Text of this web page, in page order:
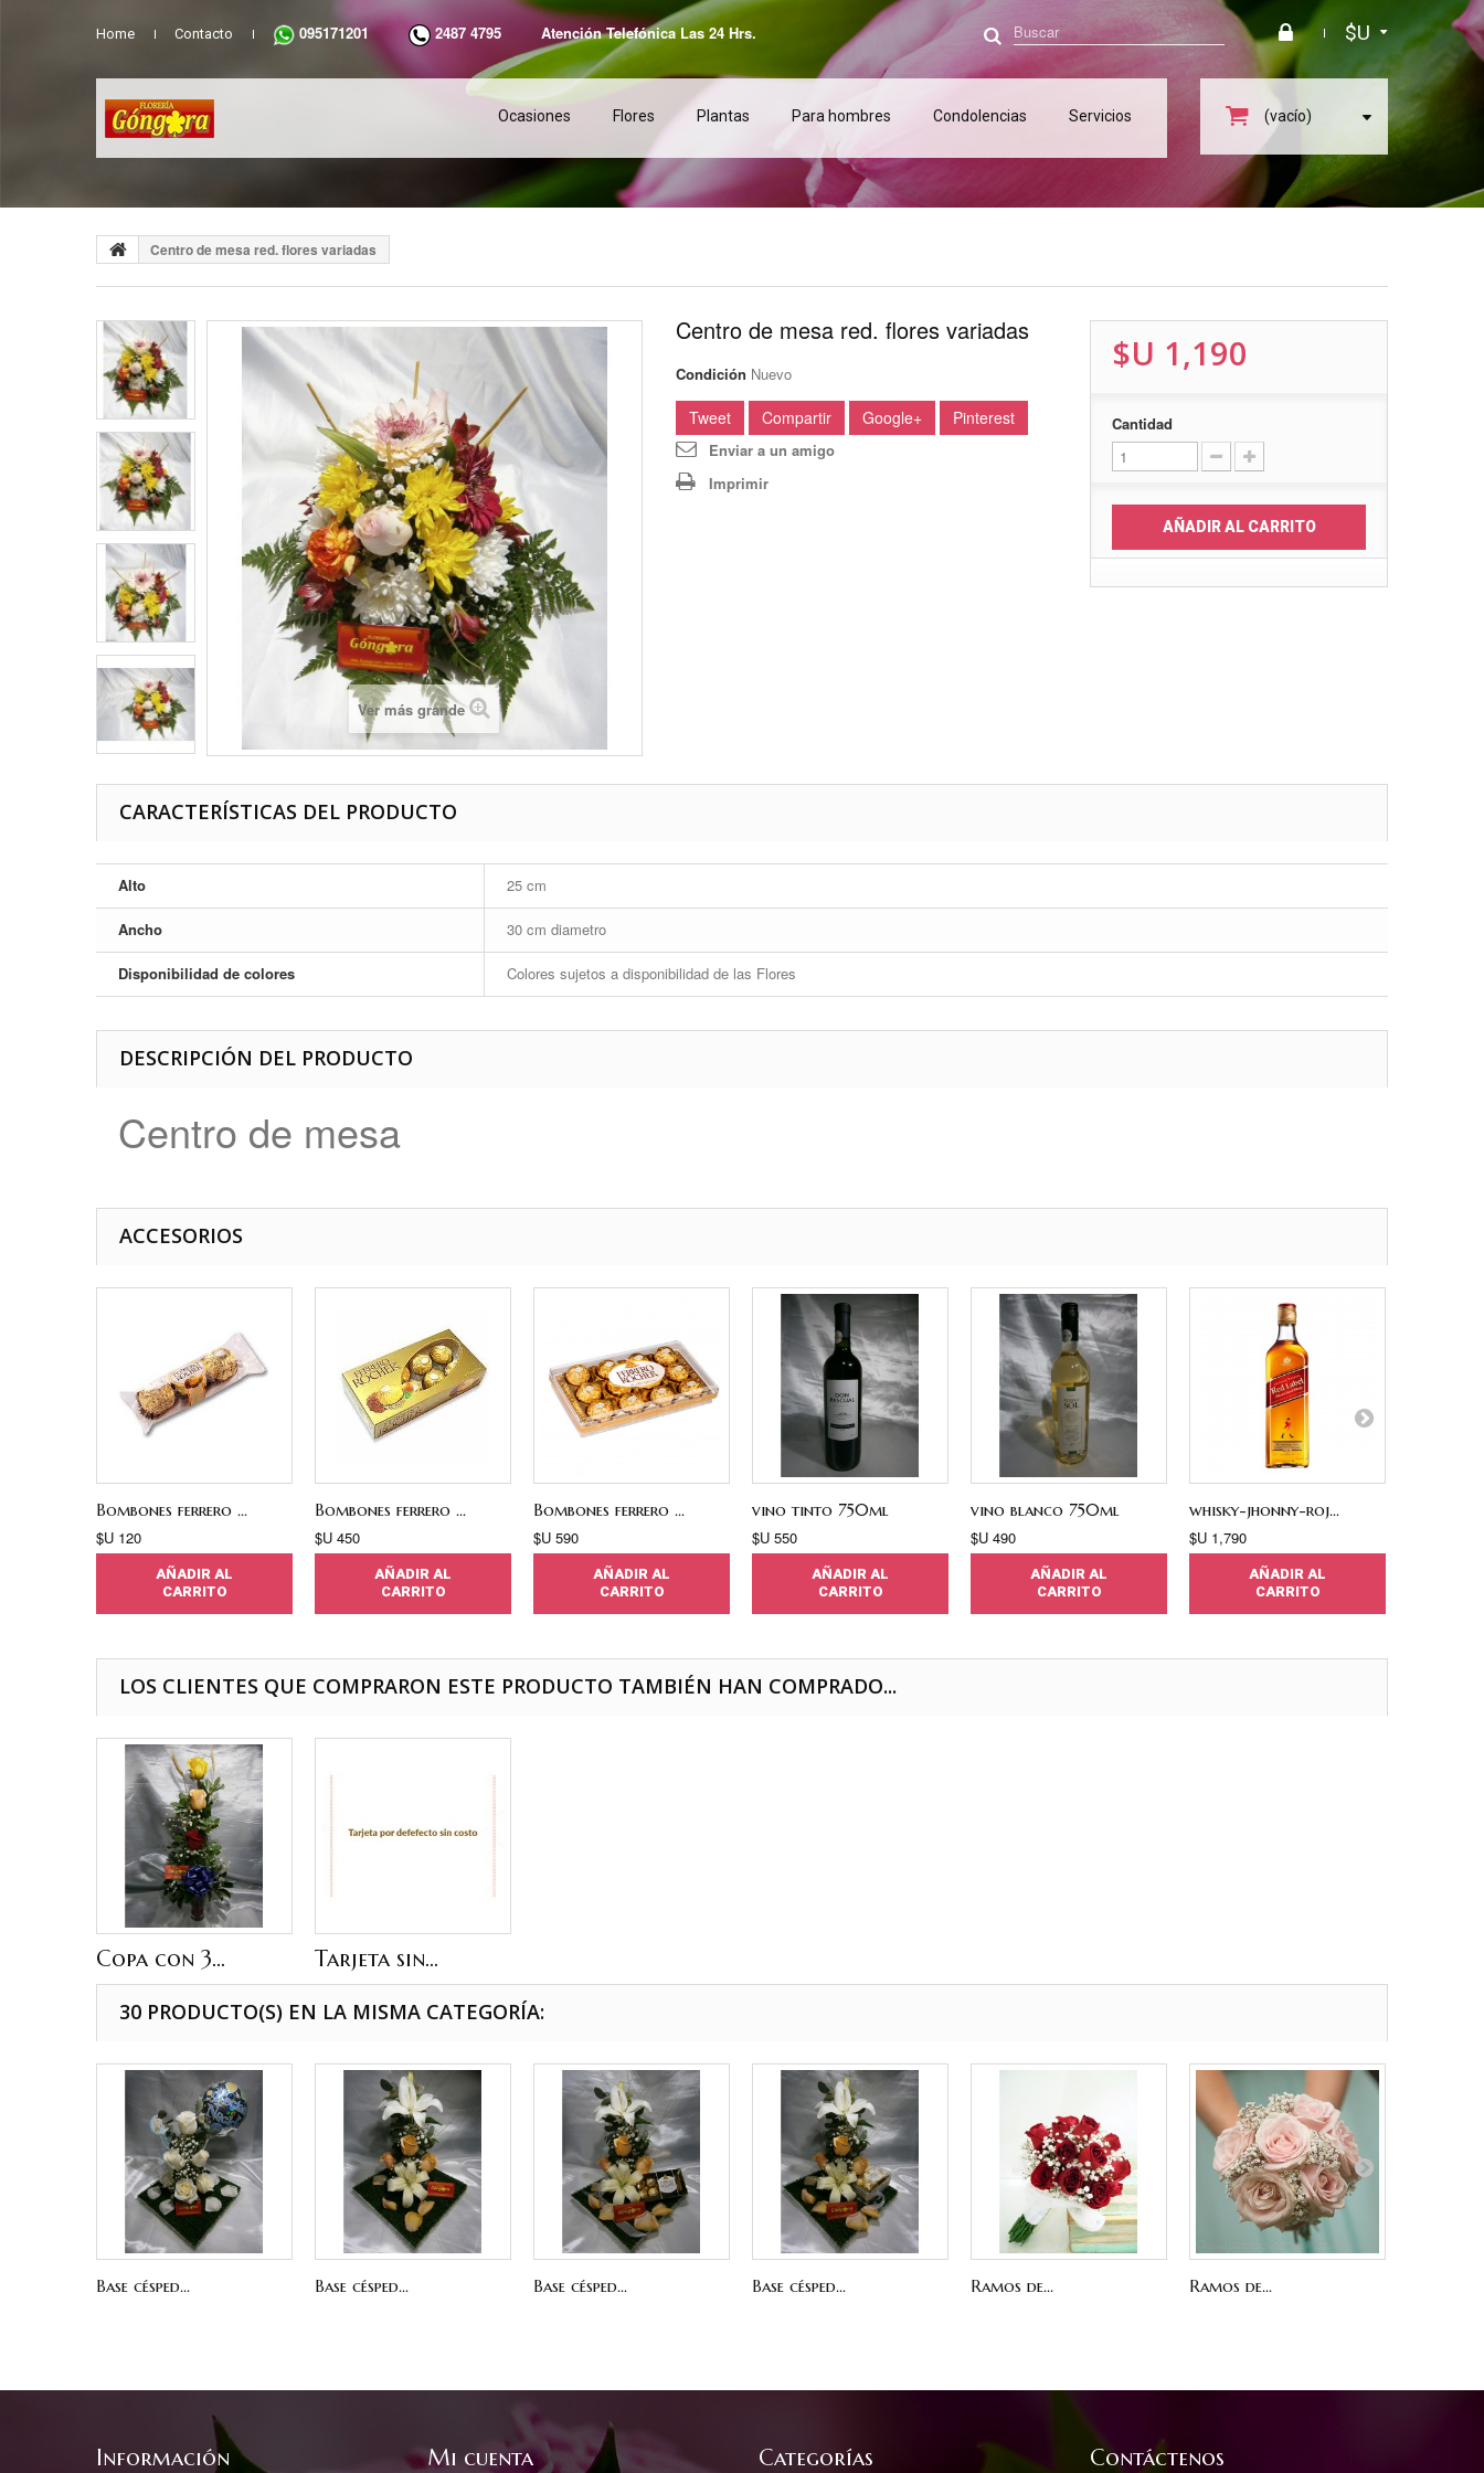
$U
Home Contacto 095171201 2487 4795 Atención Telefónica Las 24 Hrs.
Ocasiones Flores Plantas Para hombres Condolencias Servicios (vacío)
Centro de mesa red. flores variadas
Ver más grande
Centro de mesa red. flores variadas
Condición Nuevo
Tweet Compartir Google+ Pinterest
Enviar a un amigo
Imprimir
$U 1,190
Cantidad
AÑADIR AL CARRITO
CARACTERÍSTICAS DEL PRODUCTO
Alto 25 cm
Ancho 30 cm diametro
Disponibilidad de colores Colores sujetos a disponibilidad de las Flores
DESCRIPCIÓN DEL PRODUCTO
Centro de mesa
ACCESORIOS
Bombones ferrero ...
$U 120
AÑADIR AL
CARRITO
Bombones ferrero ...
$U 450
AÑADIR AL
CARRITO
Bombones ferrero ...
$U 590
AÑADIR AL
CARRITO
vino tinto 750ml
$U 550
AÑADIR AL
CARRITO
vino blanco 750ml
$U 490
AÑADIR AL
CARRITO
whisky-jhonny-roj...
$U 1,790
AÑADIR AL
CARRITO
LOS CLIENTES QUE COMPRARON ESTE PRODUCTO TAMBIÉN HAN COMPRADO...
Copa con 3... Tarjeta sin...
30 PRODUCTO(S) EN LA MISMA CATEGORÍA:
Base césped... Base césped... Base césped... Base césped... Ramos de... Ramos de...
Información Mi cuenta Categorías Contáctenos